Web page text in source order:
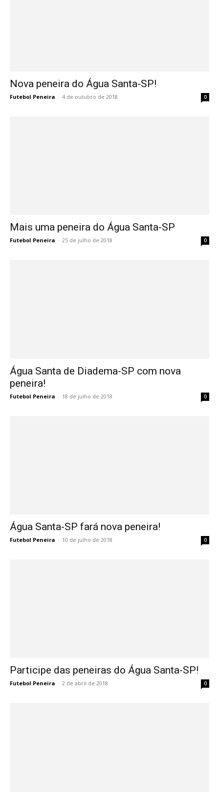
Nova peneira do Água Santa-SP!
Futebol Peneira - 4 de outubro de 2018 0
Mais uma peneira do Água Santa-SP
Futebol Peneira - 25 de julho de 2018 0
Água Santa de Diadema-SP com nova
peneira!
Futebol Peneira - 18 de julho de 2018 0
Água Santa-SP fará nova peneira!
Futebol Peneira - 10 de julho de 2018 0
Participe das peneiras do Água Santa-SP!
Futebol Peneira - 2 de abril de 2018 0